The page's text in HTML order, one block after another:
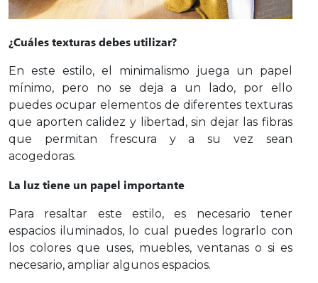
¿Cuáles texturas debes utilizar?
En este estilo, el minimalismo juega un papel
mínimo, pero no se deja a un lado, por ello
puedes ocupar elementos de diferentes texturas
que aporten calidez y libertad, sin dejar las fibras
que permitan frescura y a su vez sean
acogedoras.
La luz tiene un papel importante
Para resaltar este estilo, es necesario tener
espacios iluminados, lo cual puedes lograrlo con
los colores que uses, muebles, ventanas o si es
necesario, ampliar algunos espacios.